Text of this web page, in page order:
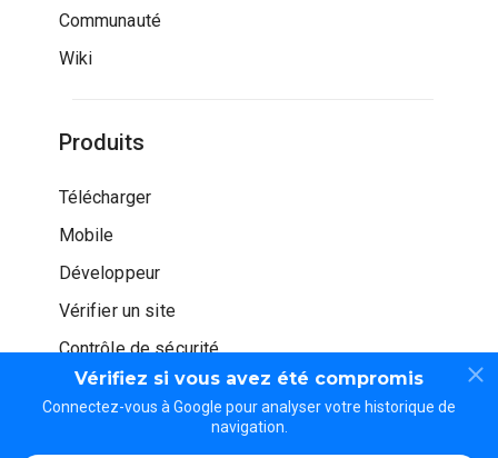
Vérifiez si vous avez été compromis
Connectez-vous à Google pour analyser votre historique de
navigation.
Communauté
Wiki
Produits
Télécharger
Mobile
Développeur
Vérifier un site
Contrôle de sécurité